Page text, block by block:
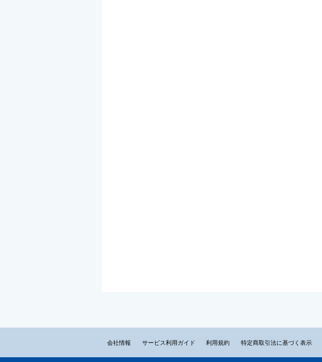
会社情報 サービス利用ガイド 利用規約 特定商取引法に基づく表示